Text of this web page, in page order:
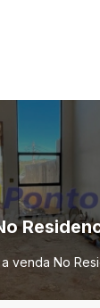
venda No